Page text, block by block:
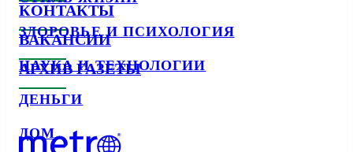
ЗДОРОВЬЕ И ПСИХОЛОГИЯ
НАУКА И ТЕХНОЛОГИИ
ДЕНЬГИ
ДОМ
КОНТАКТЫ
ВАКАНСИИ
АРХИВ ГАЗЕТЫ